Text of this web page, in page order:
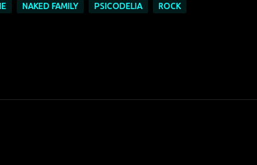
NAKED FAMILY PSICODELIA ROCK